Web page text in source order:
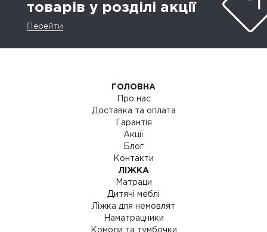
товарів у розділі акції
Перейти
ГОЛОВНА
Про нас
Доставка та оплата
Гарантія
Акції
Блог
Контакти
ЛІЖКА
Матраци
Дитячі меблі
Ліжка для немовлят
Наматрацники
Комоди та тумбочки